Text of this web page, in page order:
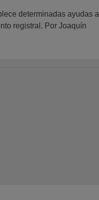
determinadas ayudas al
registral. Por Joaquín